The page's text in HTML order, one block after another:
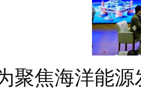
焦海洋能源